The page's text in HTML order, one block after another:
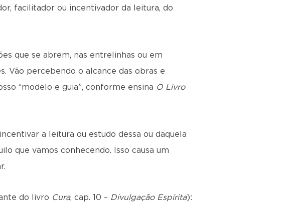
facilitador ou incentivador da leitura, do
que se abrem, nas entrelinhas ou em
Vão percebendo o alcance das obras e
“modelo e guia”, conforme ensina O Livro
a leitura ou estudo dessa ou daquela
que vamos conhecendo. Isso causa um
do livro Cura, cap. 10 – Divulgação Espírita):